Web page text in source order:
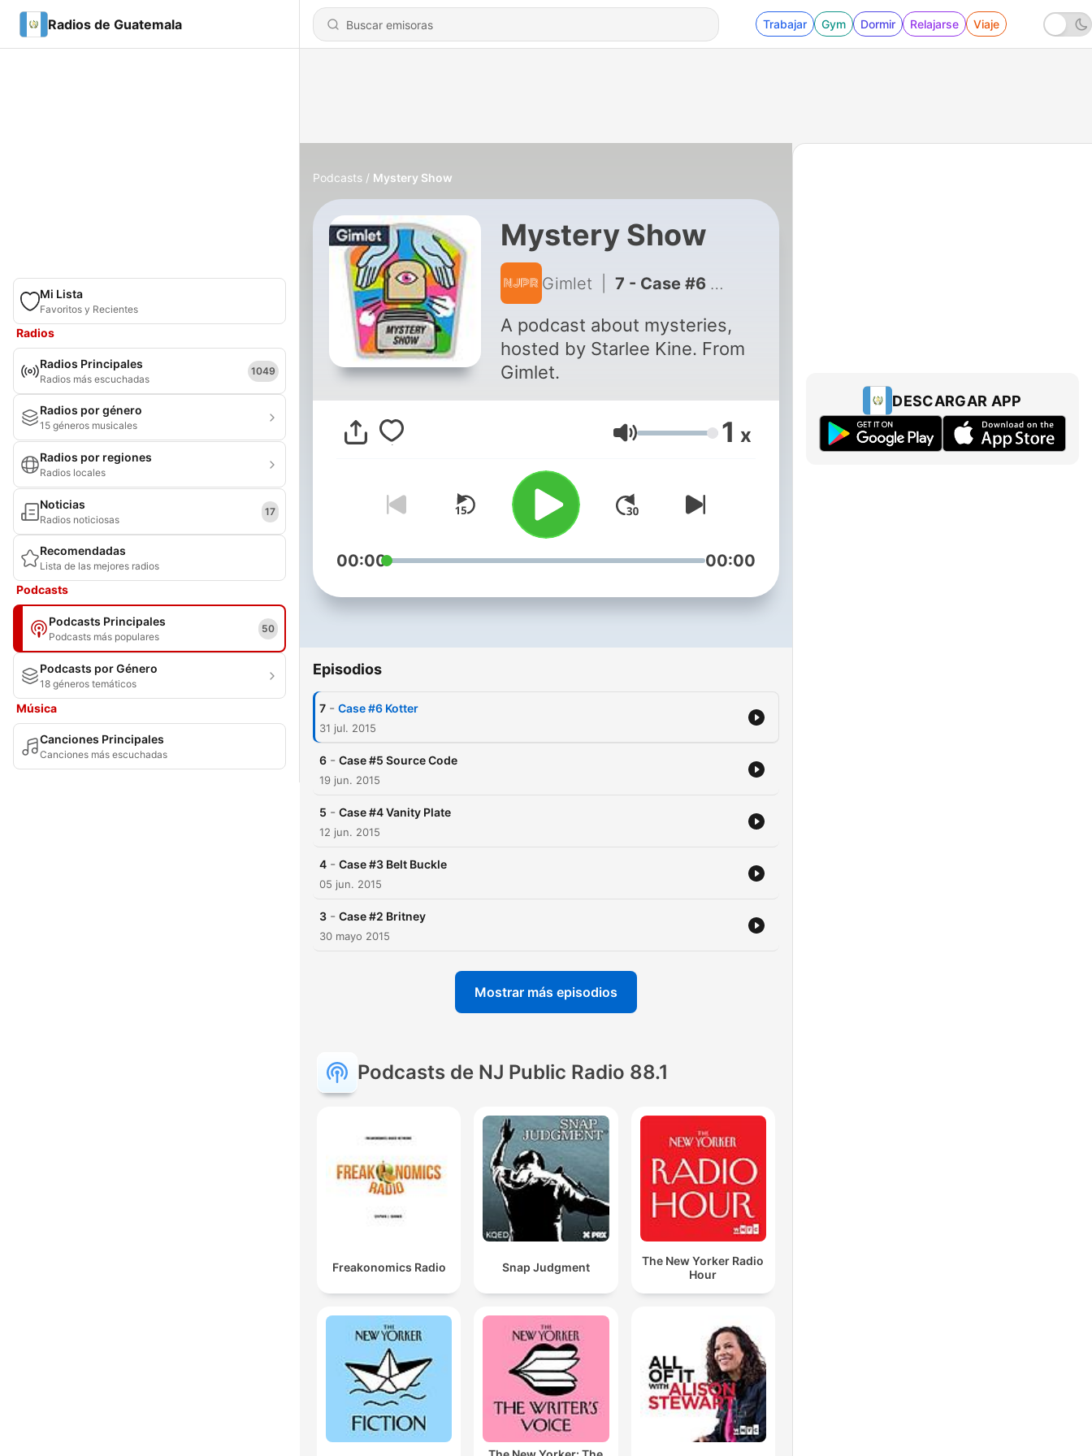
Radios de Guatemala Trabajar Gym Dormir Relajarse Viaje
Mi Lista
Favoritos y Recientes
Radios
Radios Principales
Radios más escuchadas
1049
Radios por género
15 géneros musicales
Radios por regiones
Radios locales
Noticias
Radios noticiosas
17
Recomendadas
Lista de las mejores radios
Podcasts
Podcasts Principales
Podcasts más populares
50
Podcasts por Género
18 géneros temáticos
Música
Canciones Principales
Canciones más escuchadas
Podcasts Mystery Show
Mystery Show
Gimlet 7 - Case #6 Kotter
A podcast about mysteries,
hosted by Starlee Kine. From
Gimlet.
Volumen 1 x
00:00 00:00
Episodios
7 - Case #6 Kotter
31 jul. 2015
6 - Case #5 Source Code
19 jun. 2015
5 - Case #4 Vanity Plate
12 jun. 2015
4 - Case #3 Belt Buckle
05 jun. 2015
3 - Case #2 Britney
30 mayo 2015
Mostrar más episodios
Podcasts de NJ Public Radio 88.1
Freakonomics Radio Snap Judgment
The New Yorker Radio
Hour
DESCARGAR APP